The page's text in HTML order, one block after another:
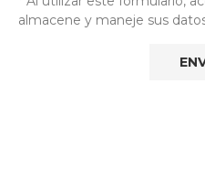
almacene y maneje sus